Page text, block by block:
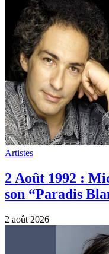
Artistes
2 Août 1992 :
son “Paradis
2 août 2026